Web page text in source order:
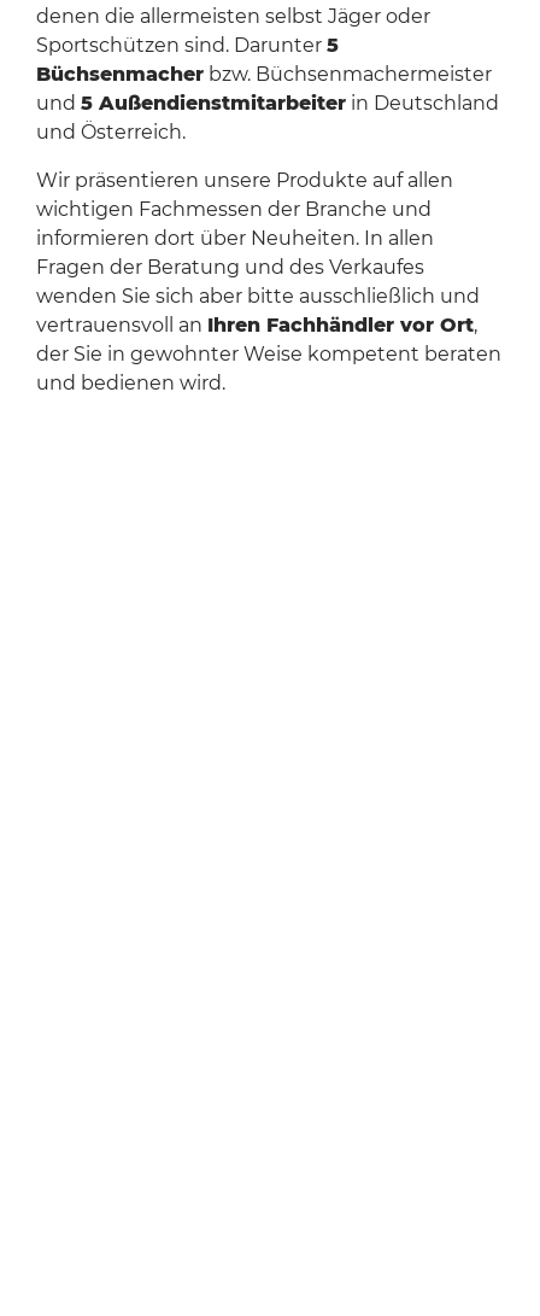
denen die allermeisten selbst Jäger oder
Sportschützen sind. Darunter 5
Büchsenmacher bzw. Büchsenmachermeister
und 5 Außendienstmitarbeiter in Deutschland
und Österreich.
Wir präsentieren unsere Produkte auf allen
wichtigen Fachmessen der Branche und
informieren dort über Neuheiten. In allen
Fragen der Beratung und des Verkaufes
wenden Sie sich aber bitte ausschließlich und
vertrauensvoll an Ihren Fachhändler vor Ort,
der Sie in gewohnter Weise kompetent beraten
und bedienen wird.